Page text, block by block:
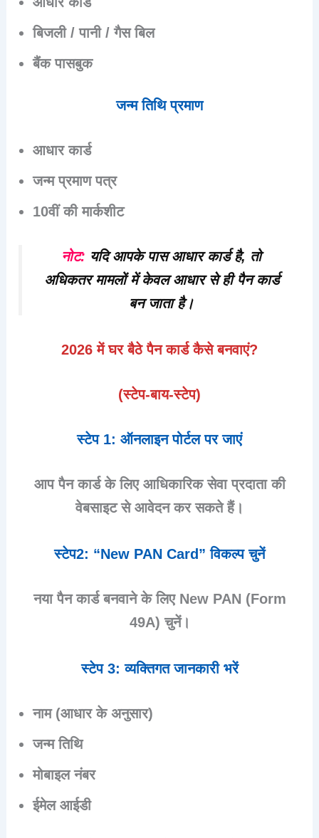
बिजली / पानी / गैस बिल
बैंक पासबुक
जन्म तिथि प्रमाण
आधार कार्ड
जन्म प्रमाण पत्र
10वीं की मार्कशीट
नोट: यदि आपके पास आधार कार्ड है, तो
अधिकतर मामलों मेंकेवल आधार से ही पैन कार्ड
बन जाता है।
2026 में घर बैठे पैन कार्ड कैसे बनवाएं?
(स्टेप-बाय-स्टेप)
स्टेप 1: ऑनलाइन पोर्टल पर जाएं
आप पैन कार्ड के लिए आधिकारिक सेवा प्रदाता की
वेबसाइट से आवेदन कर सकते हैं।
स्टेप2: “New PAN Card” विकल्प चुनें
नया पैन कार्ड बनवाने के लिए New PAN (Form
49A) चुनें।
स्टेप 3: व्यक्तिगत जानकारी भरें
नाम (आधार के अनुसार)
जन्म तिथि
मोबाइल नंबर
ईमेल आईडी